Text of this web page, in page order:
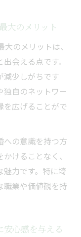
大のメリット
のメリットは、
会える点です。
減少しがちです
自のネットワー
を広げることがで
への意識を持つ方
けることなく、
力です。特に埼
職業や価値観を持
安心感を与える